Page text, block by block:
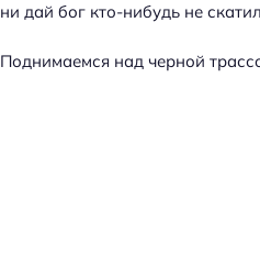
ни дай бог кто-нибудь не
Поднимаемся над черной